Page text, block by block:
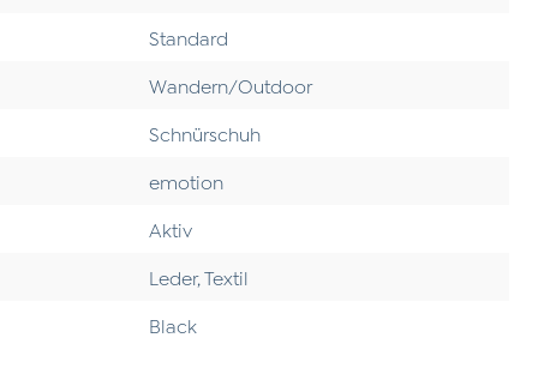
Standard
Wandern/Outdoor
Schnürschuh
emotion
Aktiv
Leder, Textil
Black